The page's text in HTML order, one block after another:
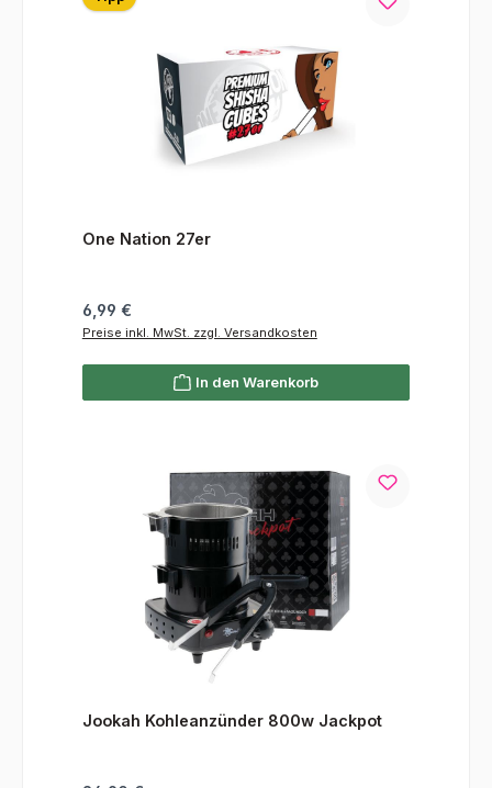
One Nation 27er
Regulärer Preis:
6,99 €
Preise inkl. MwSt. zzgl. Versandkosten
In den Warenkorb
Jookah Kohleanzünder 800w Jackpot